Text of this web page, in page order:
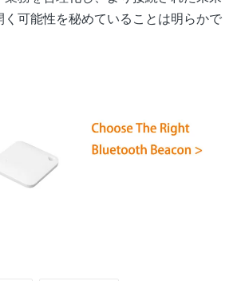
く可能性を秘めていることは明らかで